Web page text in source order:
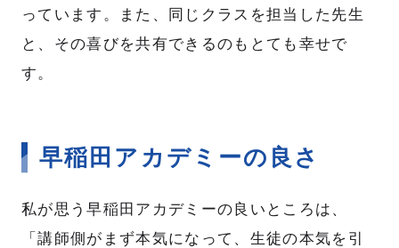
っています。また、同じクラスを担当した先生
と、その喜びを共有できるのもとても幸せで
す。
早稲田アカデミーの良さ
私が思う早稲田アカデミーの良いところは、
「講師側がまず本気になって、生徒の本気を引
採用情報
＆キャリア
2028新卒
海外勤務
よくあるご質問